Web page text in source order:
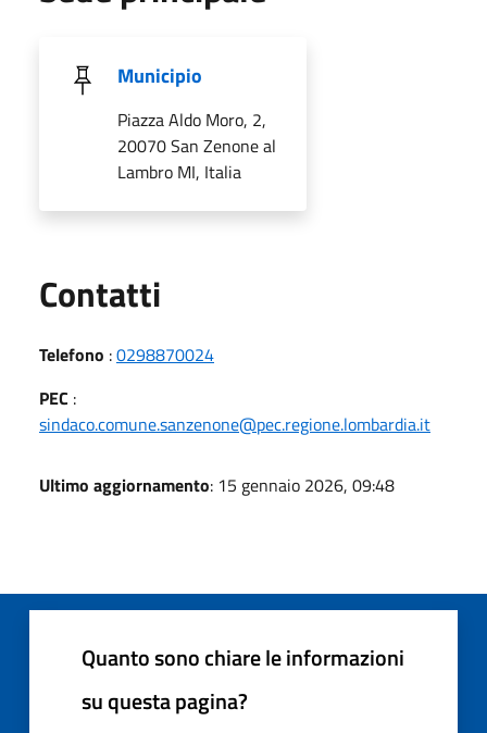
Municipio
Piazza Aldo Moro, 2,
20070 San Zenone al
Lambro MI, Italia
Contatti
Telefono :0298870024
PEC :
sindaco.comune.sanzenone@pec.regione.lombardia.it
Ultimo aggiornamento: 15 gennaio 2026, 09:48
Quanto sono chiare le informazioni
su questa pagina?